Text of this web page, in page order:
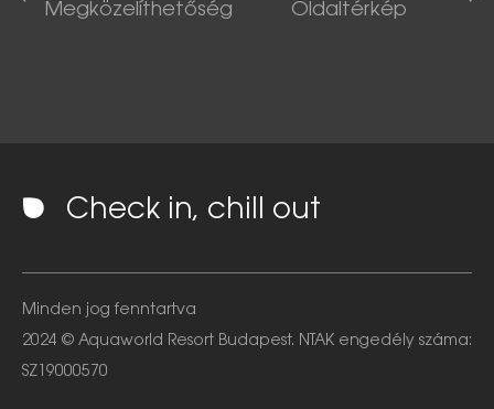
Megközelíthetőség Oldaltérkép
Minden jog fenntartva
2024 © Aquaworld Resort Budapest. NTAK engedély száma:
SZ19000570
Check in, chill out